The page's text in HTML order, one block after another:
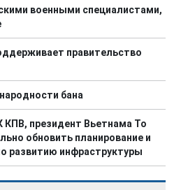
военными специалистами,
правительство
бана
КПВ, президент Вьетнама То
обновить планирование и
развитию инфраструктуры